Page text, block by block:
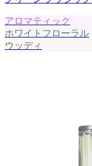
アロマティック
ホワイトフローラル
ウッディ